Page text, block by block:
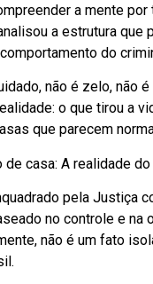
a mente
a estrutura que
do
não é zelo,
o que tirou a
que parecem
de casa: A realidade
pela Justiça
no controle e na
não é um fato